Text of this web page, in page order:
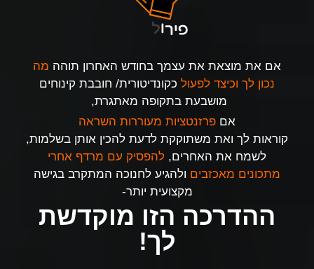
אם את מוצאת את עצמך בחודש האחרון תוהה מה
נכון לך וכיצד לפעול כקונדיטורית/ חובבת קינוחים
מושבעת בתקופה מאתגרת,
אם פרזנטציות מעוררות השראה
קוראות לך ואת משתוקקת לדעת להכין אותן בשלמות,
לשמח את האחרים, להפסיק עם מרדף אחרי
מתכונים מאכזבים ולהגיע לחנוכה המתקרב בגישה
מקצועית יותר-
ההדרכה הזו מוקדשת
לך!